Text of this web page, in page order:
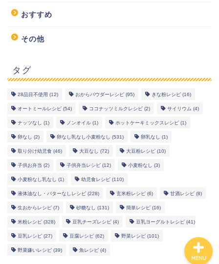
おすすめ
その他
タグ
28品目不使用 (12) おからパウダーレシピ (95) きな粉レシピ (16)
オートミールレシピ (54) ココナッツミルクレシピ (2) サイリウム (4)
ナッツなし (1) ノンオイル (1) ホットケーキミックスレシピ (1)
卵なし (2) 卵なし乳なし小麦粉なし (531) 卵乳なし (1)
取り分け幼児食 (46) 大豆なし (72) 大豆粉レシピ (10)
子供お弁当 (2) 子供弁当レシピ (12) 小麦粉なし (3)
小麦粉なし乳なし (1) 幼児食レシピ (110)
液体油なし・バターなしレシピ (228) 玄米粉レシピ (6) 甘酒レシピ (8)
生おからレシピ (7) 砂糖なし (131) 簡単レシピ (16)
米粉レシピ (328) 豆乳チーズレシピ (4) 豆乳ヨーグルトレシピ (41)
豆乳レシピ (27) 豆腐レシピ (62) 野菜レシピ (101)
野菜嫌いレシピ (39) 魚レシピ (4)
MENU
幼児食レシピ
米粉レシピ
ヘルシーレシピ
works